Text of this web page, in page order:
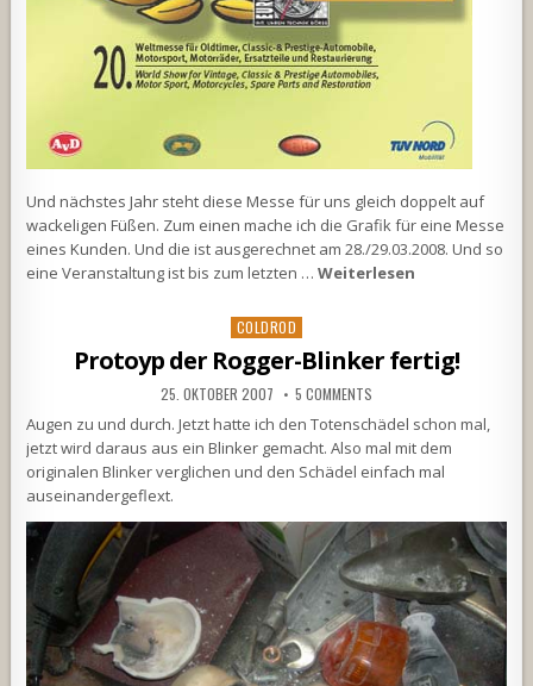
Und nächstes Jahr steht diese Messe für uns gleich doppelt auf
wackeligen Füßen. Zum einen mache ich die Grafik für eine Messe
eines Kunden. Und die ist ausgerechnet am 28./29.03.2008. Und so
eine Veranstaltung ist bis zum letzten …Weiterlesen
Posted
COLDROD
Protoyp der Rogger-Blinker fertig!
25. OKTOBER 2007 5 COMMENTS
Augen zu und durch. Jetzt hatte ich den Totenschädel schon mal,
jetzt wird daraus aus ein Blinker gemacht. Also mal mit dem
originalen Blinker verglichen und den Schädel einfach mal
auseinandergeflext.